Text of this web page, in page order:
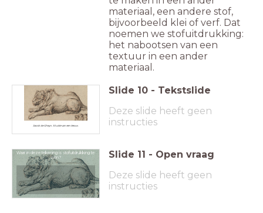
materiaal, een andere stof,
bijvoorbeeld klei of verf. Dat
noemen we stofuitdrukking:
het nabootsen van een
textuur in een ander
materiaal.
Jacob de Gheyn. Studie van een leeuw.
Slide 10 - Tekstslide
Deze slide heeft geen
instructies
Waar in deze tekening is stofuitdrukking te
zien?
Slide 11 - Open vraag
Deze slide heeft geen
instructies